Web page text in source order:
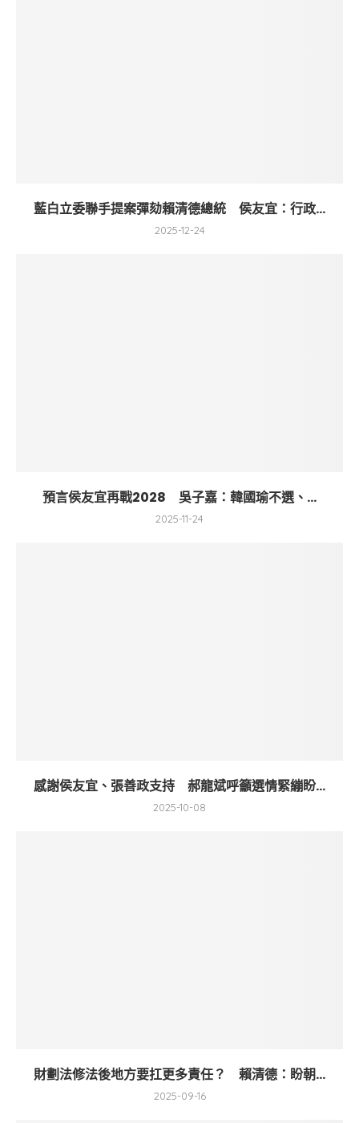
藍白立委聯手提案彈劾賴清德總統 侯友宜：行政...
2025-12-24
預言侯友宜再戰2028 吳子嘉：韓國瑜不選、...
2025-11-24
感謝侯友宜、張善政支持 郝龍斌呼籲選情緊繃盼...
2025-10-08
財劃法修法後地方要扛更多責任？ 賴清德：盼朝...
2025-09-16